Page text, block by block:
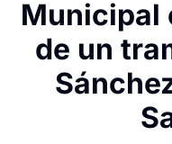
Municipal
de un